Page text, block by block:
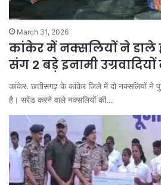
March 31, 2026
कांकेर में नक्सलियों ने डाले
संग 2 बड़े इनामी
कांकेर. छत्तीसगढ़ के कांकेर जिले में दो नक्सलियों ने
है। सरेंड करने वाले नक्सलियों की…